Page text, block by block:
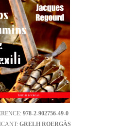
978-2-902756-49-0
GRELH ROERGÀS